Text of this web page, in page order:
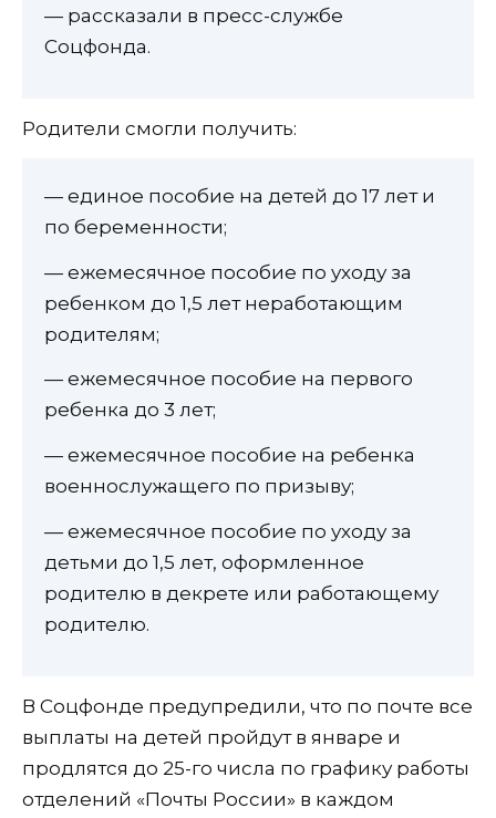
— рассказали в пресс-службе
Соцфонда.
Родители смогли получить:
— единое пособие на детей до 17 лет и
по беременности;
— ежемесячное пособие по уходу за
ребенком до 1,5 лет неработающим
родителям;
— ежемесячное пособие на первого
ребенка до 3 лет;
— ежемесячное пособие на ребенка
военнослужащего по призыву;
— ежемесячное пособие по уходу за
детьми до 1,5 лет, оформленное
родителю в декрете или работающему
родителю.
В Соцфонде предупредили, что по почте все
выплаты на детей пройдут в январе и
продлятся до 25-го числа по графику работы
отделений «Почты России» в каждом